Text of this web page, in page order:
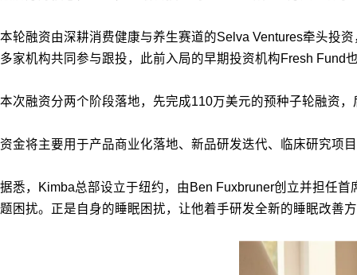
本轮融资由深耕消费健康与养生赛道的Selva Ventures牵头投
多家机构共同参与跟投，此前入局的早期投资机构Fresh Fund
本次融资分两个阶段落地，先完成110万美元的预种子轮融资，
资金将主要用于产品商业化落地、新品研发迭代、临床研究项
据悉，Kimba总部设立于纽约，由Ben Fuxbruner创立并担任
题困扰。正是自身的睡眠困扰，让他着手研发全新的睡眠改善